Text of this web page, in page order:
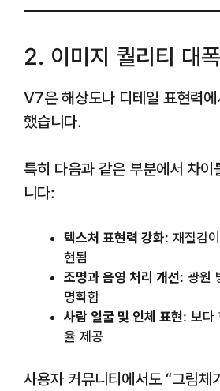
2. 이미지 퀄리티 대
V7은 해상도나 디테일 표현력
했습니다.
특히 다음과 같은 부분에서 차이
니다:
텍스처 표현력 강화: 재질감
현됨
조명과 음영 처리 개선: 광원
명확함
사람 얼굴 및 인체 표현: 보다
율 제공
사용자 커뮤니티에서도 “그림체